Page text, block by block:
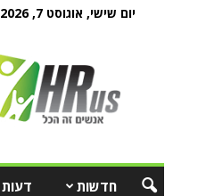
יום שישי, אוגוסט 7, 2026
חדשות דעות